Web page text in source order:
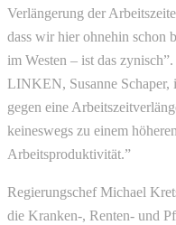
Verlängerung der
dass wir hier ohnehin schon
im Westen – ist das
LINKEN, Susanne Schaper,
gegen eine
keineswegs zu einem
Arbeitsproduktivität.”
Regierungschef Michael
die Kranken-, Renten- und